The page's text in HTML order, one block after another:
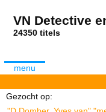
VN Detective
24350
menu
Gezocht op: